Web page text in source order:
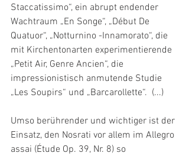
Staccatissimo“, ein abrupt endender
Wachtraum „En Songe“, „Début De
Quatuor“, „Notturnino -Innamorato“, die
mit Kirchentonarten experimentierende
„Petit Air, Genre Ancien“, die
impressionistisch anmutende Studie
„Les Soupirs“ und „Barcarollette“.  (...)
Umso berührender und wichtiger ist der
Einsatz, den Nosrati vor allem im Allegro
assai (Étude Op. 39, Nr. 8) so